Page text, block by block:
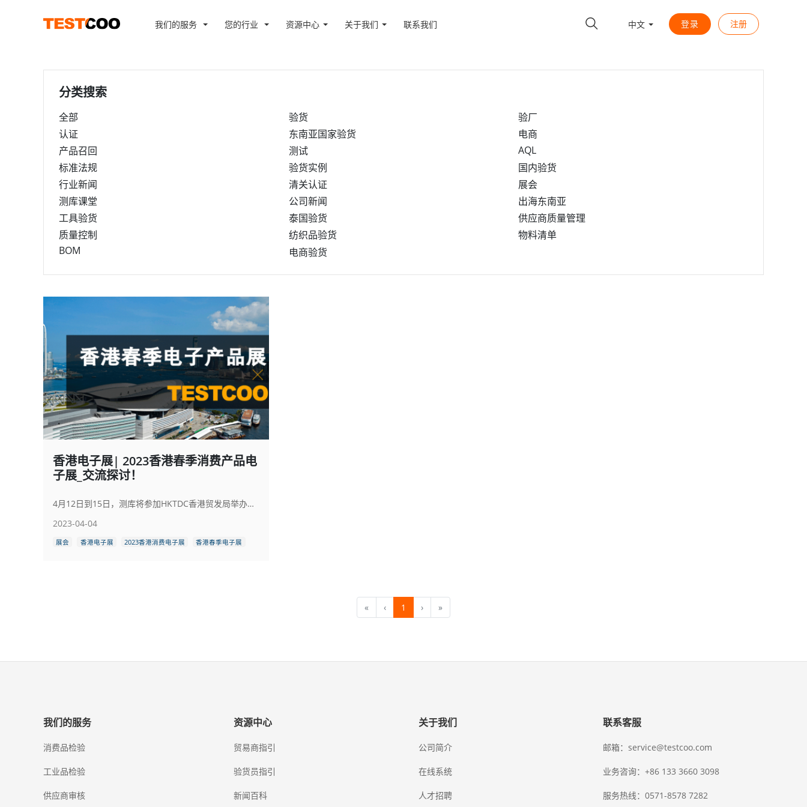
我们的服务 您的行业 资源中心 关于我们 联系我们 中文 登录 注册
分类搜索
全部 验货
验厂
认证
东南亚国家验货
电商
产品召回
测试
AQL
标准法规
验货实例
国内验货
行业新闻
清关认证
展会
测库课堂
公司新闻
出海东南亚
工具验货
泰国验货
供应商质量管理
质量控制
纺织品验货
物料清单
BOM
电商验货
香港电子展| 2023香港春季消费产品电
子展_交流探讨！
4月12日到15日，测库将参加HKTDC香港贸发局举办的香港春季电子产品展2023。 展会时间：4月12日到15日 展位地点：3CON-046 欢迎莅临3con-046与测库验货技术专家交流探讨！
2023-04-04
展会 香港电子展 2023香港消费电子展 香港春季电子展
« ‹ 1 › »
我们的服务
消费品检验
工业品检验
供应商审核
资源中心
贸易商指引
验货员指引
新闻百科
关于我们
公司简介
在线系统
人才招聘
联系客服
邮箱：service@testcoo.com
业务咨询：+86 133 3660 3098
服务热线：0571-8578 7282